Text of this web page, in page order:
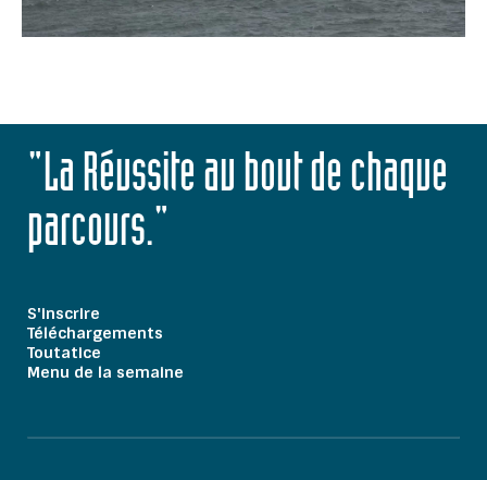
"La Réussite au bout de chaque
parcours."
S'inscrire
Téléchargements
Toutatice
Menu de la semaine